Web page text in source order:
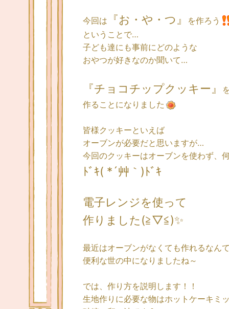
今回は 『お・や・つ』
を作ろう
ということで…
子ども達にも事前にどのような
おやつが好きなのか聞いて…
『チョコチップクッキー』
作ることになりました
皆様クッキーといえば
オーブンが必要だと思いますが…
今回のクッキーはオーブンを使わず、
ﾄﾞｷ( *´艸｀)ﾄﾞｷ
電子レンジを使って
作りました(≧▽≦)✨
最近はオーブンがなくても作れるなん
便利な世の中になりましたね～
では、作り方を説明します！！
生地作りに必要な物はホットケーキミ